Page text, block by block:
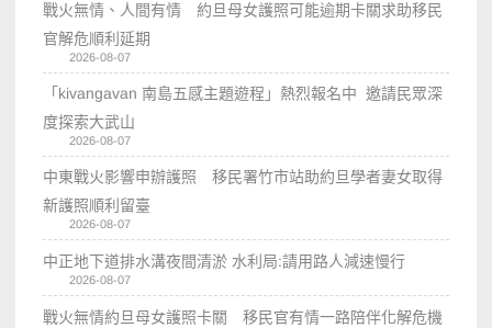
戰火無情、人間有情 約旦母女護照可能逾期卡關求助移民
官解危順利延期
2026-08-07
「kivangavan 南島五感主題遊程」熱烈報名中 邀請民眾深
度探索大武山
2026-08-07
中東戰火影響申辦護照 移民署竹市站助約旦學者妻女取得
新護照順利留臺
2026-08-07
中正地下道排水溝夜間清淤 水利局:請用路人減速慢行
2026-08-07
戰火無情約旦母女護照卡關 移民官有情一路陪伴化解危機